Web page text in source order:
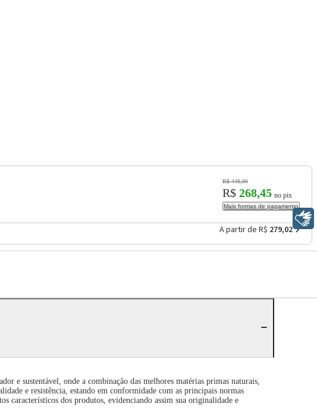
R$ 448,90
R$ 268,45 no pix
Mais formas de pagamento
A partir de R$ 279,02
e sustentável, onde a combinação das melhores matérias primas naturais,
e resistência, estando em conformidade com as principais normas
característicos dos produtos, evidenciando assim sua originalidade e